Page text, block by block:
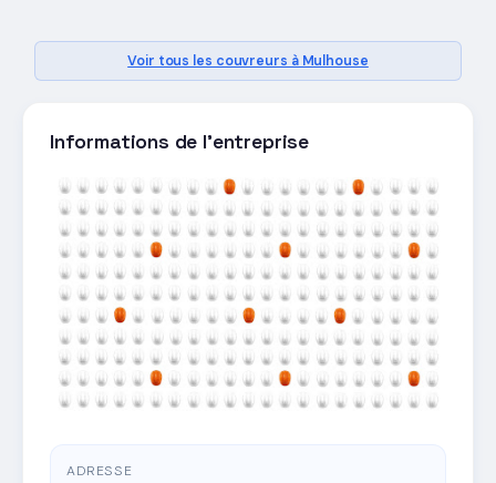
Voir tous les couvreurs à Mulhouse
Informations de l'entreprise
ADRESSE